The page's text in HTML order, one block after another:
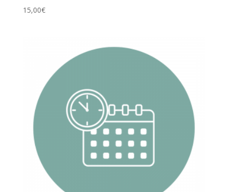
15,00€